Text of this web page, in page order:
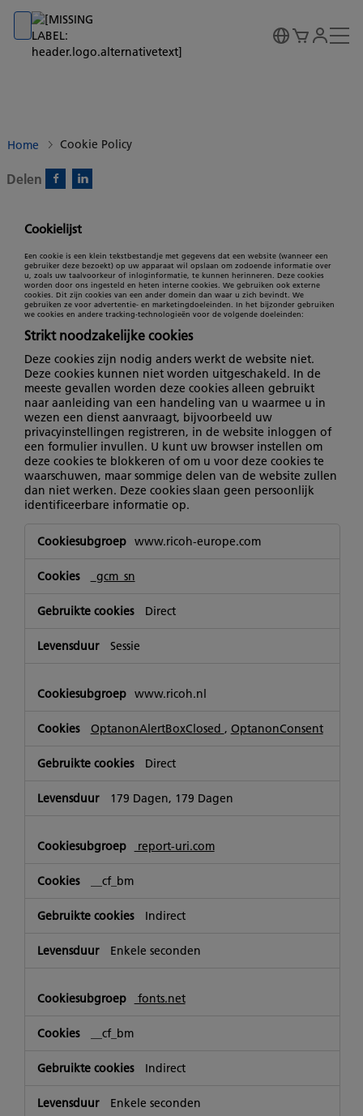
Go to banner
Go to content
Go to footer
Home Cookie Policy
Delen
Cookielijst
Een cookie is een klein tekstbestandje met gegevens dat een website (wanneer een
gebruiker deze bezoekt) op uw apparaat wil opslaan om zodoende informatie over
u, zoals uw taalvoorkeur of inloginformatie, te kunnen herinneren. Deze cookies
worden door ons ingesteld en heten interne cookies. We gebruiken ook externe
cookies. Dit zijn cookies van een ander domein dan waar u zich bevindt. We
gebruiken ze voor advertentie- en marketingdoeleinden. In het bijzonder gebruiken
we cookies en andere tracking-technologieën voor de volgende doeleinden:
Strikt noodzakelijke cookies
Deze cookies zijn nodig anders werkt de website niet.
Deze cookies kunnen niet worden uitgeschakeld. In de
meeste gevallen worden deze cookies alleen gebruikt
naar aanleiding van een handeling van u waarmee u in
wezen een dienst aanvraagt, bijvoorbeeld uw
privacyinstellingen registreren, in de website inloggen of
een formulier invullen. U kunt uw browser instellen om
deze cookies te blokkeren of om u voor deze cookies te
waarschuwen, maar sommige delen van de website zullen
dan niet werken. Deze cookies slaan geen persoonlijk
identificeerbare informatie op.
Strikt
noodzakelijke
cookies
www.ricoh-europe.com
_gcm_sn
Direct
Sessie
www.ricoh.nl
OptanonAlertBoxClosed , OptanonConsent
Direct
179 Dagen, 179 Dagen
report-uri.com
__cf_bm
Indirect
Enkele seconden
fonts.net
__cf_bm
Indirect
Enkele seconden